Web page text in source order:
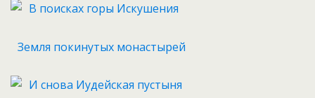
В поисках горы Искушения
Земля покинутых монастырей
И снова Иудейская пустыня